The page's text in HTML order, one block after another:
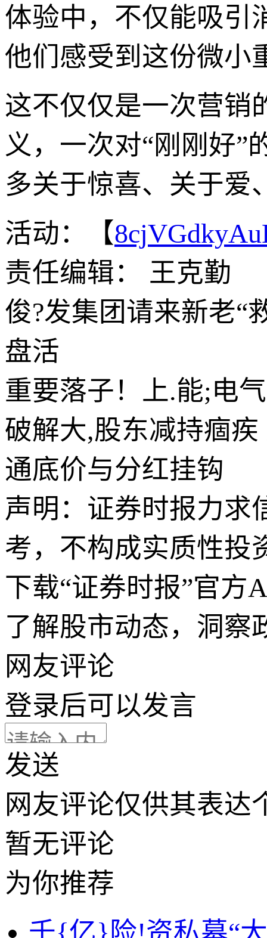
体验中，不仅能吸引
他们感受到这份微小
这不仅仅是一次营销
义，一次对“刚刚好”
多关于惊喜、关于爱
活动：【
责任编辑： 王克勤
俊?发集团请来新老“
盘活
重要落子！上.能;电
破解大,股东减持痼
通底价与分红挂钩
声明：证券时报力求
考，不构成实质性投
下载“证券时报”官方
了解股市动态，洞察
网友评论
登录后可以发言
发送
网友评论仅供其表达
暂无评论
为你推荐